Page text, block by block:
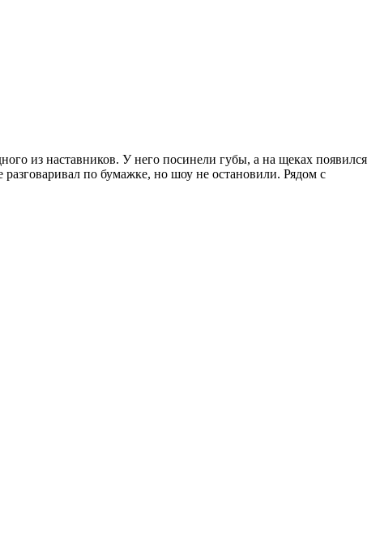
из наставников. У него посинели губы, а на щеках появился
по бумажке, но шоу не остановили. Рядом с